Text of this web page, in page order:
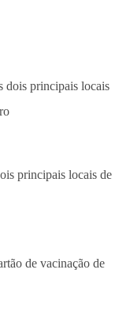
principais locais de